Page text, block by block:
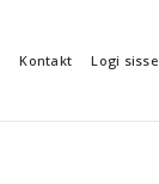
Kontakt Logi sisse